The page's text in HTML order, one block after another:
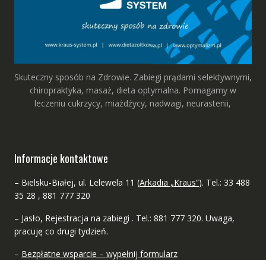
Skuteczny sposób na Zdrowie. Zabiegi prądami selektywnymi,
chiropraktyka, masaż, dieta optymalna. Pomagamy w
leczeniu cukrzycy, miażdżycy, nadwagi, neurastenii,
Informacje kontaktowe
– Bielsku-Białej, ul. Lelewela 11 (Arkadia „Kraus”). Tel.: 33 488
35 28 , 881 777 320
– Jasło, Rejestracja na zabiegi . Tel.: 881 777 320. Uwaga,
pracuję co drugi tydzień.
– Bezpłatne wsparcie – wypełnij formularz